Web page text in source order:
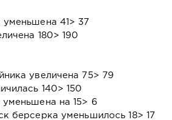
41> 37
180> 190
увеличена 75> 79
140> 150
на 15> 6
берсерка уменьшилось 18> 17